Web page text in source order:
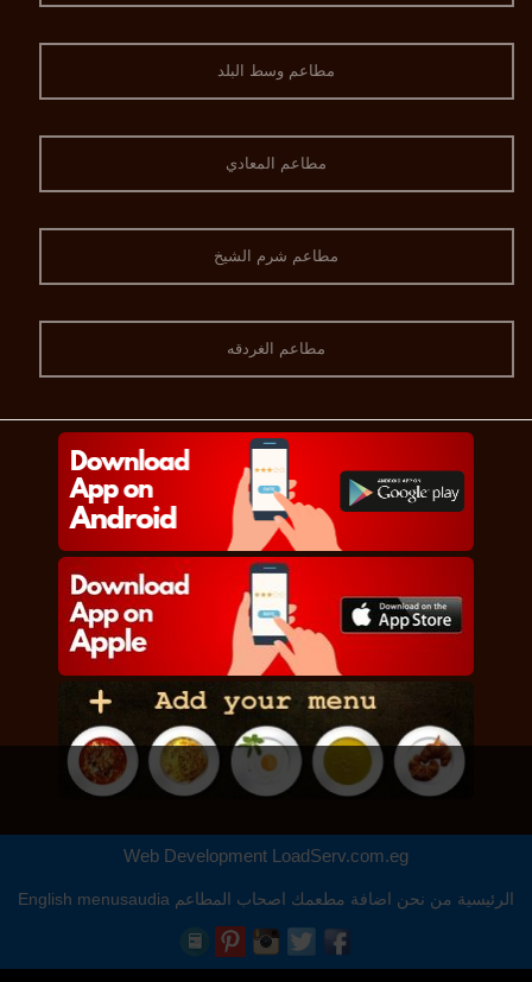
مطاعم وسط البلد
مطاعم المعادي
مطاعم شرم الشيخ
مطاعم الغردقه
Web Development LoadServ.com.eg
الرئيسية من نحن اضافة مطعمك اصحاب المطاعم menusaudia
English